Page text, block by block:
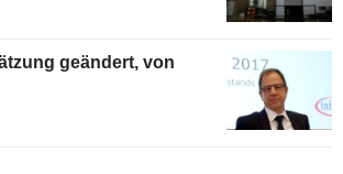
geändert, von